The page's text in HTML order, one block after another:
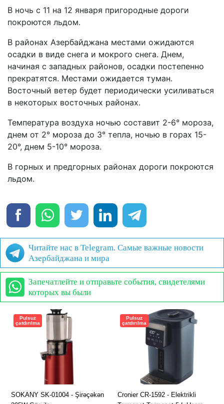
В ночь с 11 на 12 января пригородные дороги
покроются льдом.
В районах Азербайджана местами ожидаются
осадки в виде снега и мокрого снега. Днем,
начиная с западных районов, осадки постепенно
прекратятся. Местами ожидается туман.
Восточный ветер будет периодически усиливаться
в некоторых восточных районах.
Температура воздуха ночью составит 2-6° мороза,
днем от 2° мороза до 3° тепла, ночью в горах 15-
20°, днем 5-10° мороза.
В горных и предгорных районах дороги покроются
льдом.
Читайте нас в Telegram. Самые важные новости
Азербайджана и мира
Запечатлейте и отправьте события, свидетелями
которых вы были